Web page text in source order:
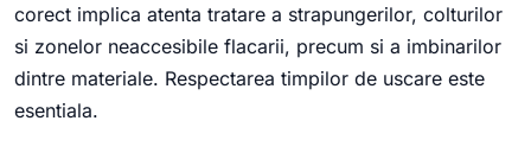
corect implica atenta tratare a strapungerilor, colturilor
si zonelor neaccesibile flacarii, precum si a imbinarilor
dintre materiale. Respectarea timpilor de uscare este
esentiala.